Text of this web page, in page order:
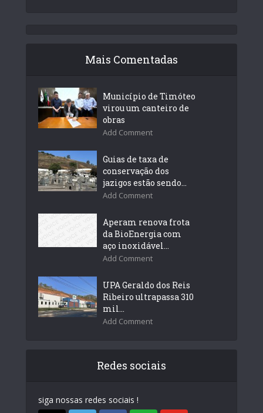
Mais Comentadas
Município de Timóteo
virou um canteiro de
obras
Add Comment
Guias de taxa de
conservação dos
jazigos estão sendo...
Add Comment
Aperam renova frota
da BioEnergia com
aço inoxidável...
Add Comment
UPA Geraldo dos Reis
Ribeiro ultrapassa 310
mil...
Add Comment
Redes sociais
siga nossas redes sociais !